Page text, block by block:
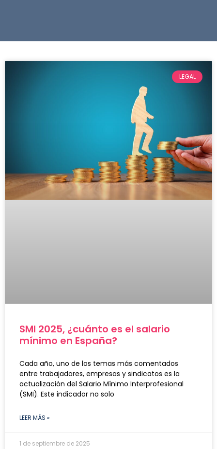
LEGAL
SMI 2025, ¿cuánto es el salario
mínimo en España?
Cada año, uno de los temas más comentados
entre trabajadores, empresas y sindicatos es la
actualización del Salario Mínimo Interprofesional
(SMI). Este indicador no solo
LEER MÁS »
1 de septiembre de 2025